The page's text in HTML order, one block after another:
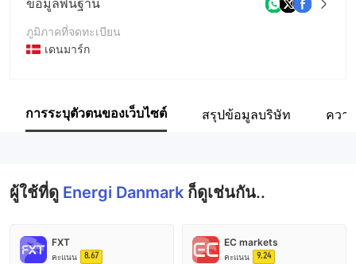
ข้อมูลพื้นฐาน
ภูมิภาคที่จดทะเบียน
เดนมาร์ก
ชื่อบริษัท
การระบุตัวตนของเว็บไซต์ สรุปข้อมูลบริษัท ควา
ผู้ใช้ที่ดู Energi Danmark ก็ดูเช่นกัน..
FXT
คะแนน 8.67
EC markets
คะแนน 9.24